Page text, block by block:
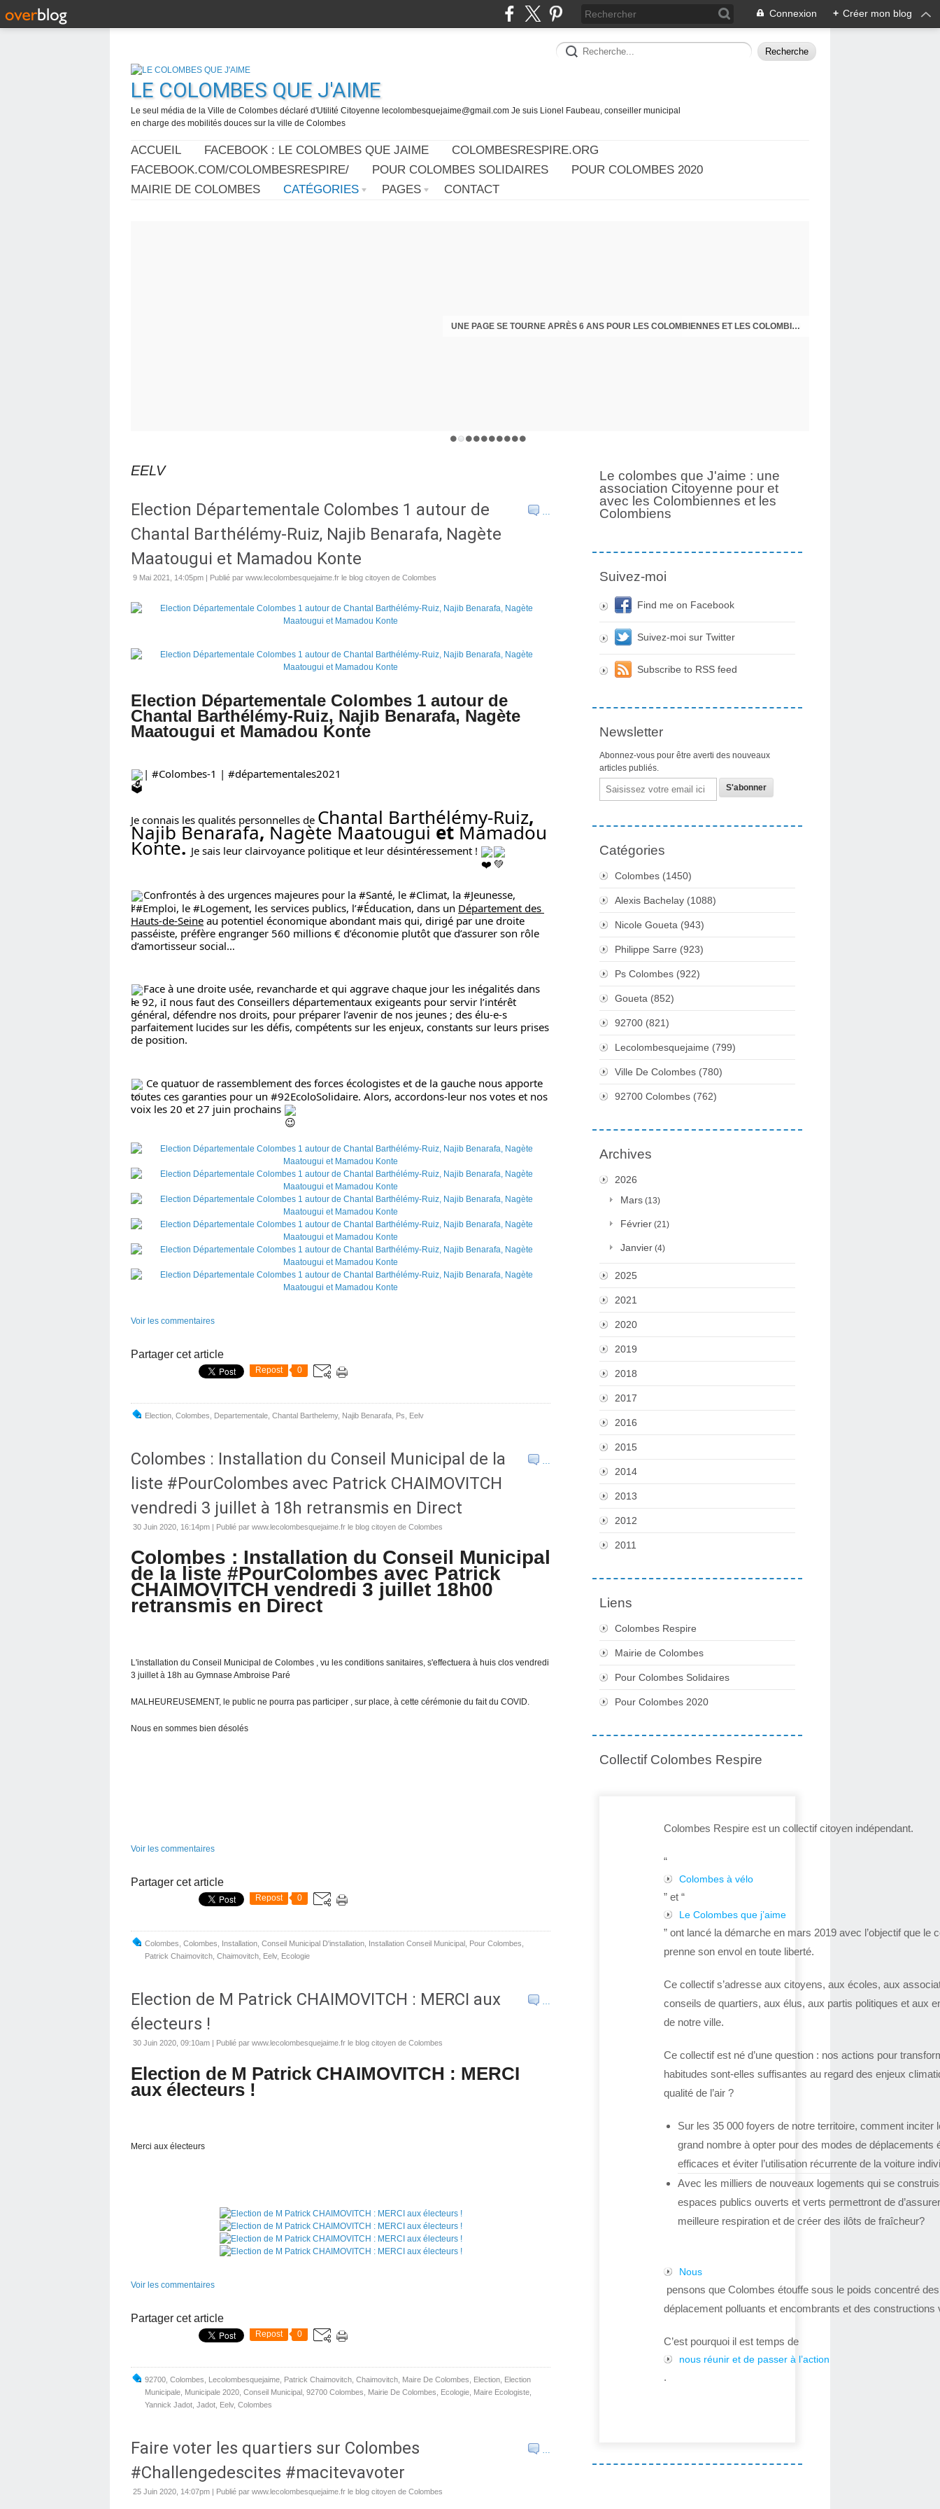
Connexion + Créer mon blog
LE COLOMBES QUE J'AIME
Le seul média de la Ville de Colombes déclaré d'Utilité Citoyenne lecolombesquejaime@gmail.com Je suis Lionel Faubeau, conseiller municipal
en charge des mobilités douces sur la ville de Colombes
ACCUEIL FACEBOOK : LE COLOMBES QUE JAIME
COLOMBESRESPIRE.ORG
FACEBOOK.COM/COLOMBESRESPIRE/
POUR COLOMBES SOLIDAIRES
POUR COLOMBES 2020
MAIRIE DE COLOMBES
CATÉGORIES PAGES CONTACT
UNE PAGE SE TOURNE APRÈS 6 ANS POUR LES COLOMBIENNES ET LES COLOMBIENS
EELV
…
Election Départementale Colombes 1 autour de
Chantal Barthélémy-Ruiz, Najib Benarafa, Nagète
Maatougui et Mamadou Konte
9 Mai 2021, 14:05pm | Publié par www.lecolombesquejaime.fr le blog citoyen de Colombes
Election Départementale Colombes 1 autour de
Chantal Barthélémy-Ruiz, Najib Benarafa, Nagète
Maatougui et Mamadou Konte
| #Colombes-1 | #départementales2021
Je connais les qualités personnelles de Chantal Barthélémy-Ruiz
Najib Benarafa, Nagète Maatougui et Mamadou
Konte. Je sais leur clairvoyance politique et leur désintéressement !
Confrontés à des urgences majeures pour la #Santé, le #Climat, la #Jeunesse,
l’#Emploi, le #Logement, les services publics, l’#Éducation, dans un Département des
Hauts-de-Seine au potentiel économique abondant mais qui, dirigé par une droite
passéiste, préfère engranger 560 millions € d’économie plutôt que d’assurer son rôle
d’amortisseur social…
Face à une droite usée, revancharde et qui aggrave chaque jour les inégalités dans
le 92, iI nous faut des Conseillers départementaux exigeants pour servir l’intérêt
général, défendre nos droits, pour préparer l’avenir de nos jeunes ; des élu-e-s
parfaitement lucides sur les défis, compétents sur les enjeux, constants sur leurs prises
de position.
Ce quatuor de rassemblement des forces écologistes et de la gauche nous apporte
toutes ces garanties pour un #92EcoloSolidaire. Alors, accordons-leur nos votes et nos
voix les 20 et 27 juin prochains
Voir les commentaires
Partager cet article
Repost 0
Election Colombes Departementale Chantal Barthelemy, Najib Benarafa Ps Eelv
Colombes : Installation du Conseil Municipal de la
liste #PourColombes avec Patrick CHAIMOVITCH
vendredi 3 juillet à 18h retransmis en Direct
30 Juin 2020, 16:14pm | Publié par www.lecolombesquejaime.fr le blog citoyen de Colombes
Colombes : Installation du Conseil Municipal
de la liste #PourColombes avec Patrick
CHAIMOVITCH vendredi 3 juillet 18h00
retransmis en Direct
L'installation du Conseil Municipal de Colombes , vu les conditions sanitaires, s'effectuera à huis clos vendredi
3 juillet à 18h au Gymnase Ambroise Paré
MALHEUREUSEMENT, le public ne pourra pas participer , sur place, à cette cérémonie du fait du COVID.
Nous en sommes bien désolés
Voir les commentaires
Partager cet article
Repost 0
Colombes Colombes Installation Conseil Municipal D'installation Installation Conseil Municipal Pour Colombes
Patrick Chaimovitch Chaimovitch Eelv, Ecologie
Election de M Patrick CHAIMOVITCH : MERCI aux
électeurs !
30 Juin 2020, 09:10am | Publié par www.lecolombesquejaime.fr le blog citoyen de Colombes
Election de M Patrick CHAIMOVITCH : MERCI
aux électeurs !
Merci aux électeurs
Voir les commentaires
Partager cet article
Repost 0
92700 Colombes Lecolombesquejaime Patrick Chaimovitch Chaimovitch Maire De Colombes Election Election
Municipale Municipale 2020 Conseil Municipal 92700 Colombes Mairie De Colombes Ecologie Maire Ecologiste
Yannick Jadot Jadot Eelv, Colombes
Faire voter les quartiers sur Colombes
#Challengedescites #macitevavoter
25 Juin 2020, 14:07pm | Publié par www.lecolombesquejaime.fr le blog citoyen de Colombes
Le colombes que J'aime : une
association Citoyenne pour et
avec les Colombiennes et les
Colombiens
Suivez-moi
Find me on Facebook
Suivez-moi sur Twitter
Subscribe to RSS feed
Newsletter
Abonnez-vous pour être averti des nouveaux
articles publiés.
Email
Catégories
Colombes (1450)
Alexis Bachelay (1088)
Nicole Goueta (943)
Philippe Sarre (923)
Ps Colombes (922)
Goueta (852)
92700 (821)
Lecolombesquejaime (799)
Ville De Colombes (780)
92700 Colombes (762)
Archives
2026
Mars (13)
Février (21)
Janvier (4)
2025
2021
2020
2019
2018
2017
2016
2015
2014
2013
2012
2011
Liens
Colombes Respire
Mairie de Colombes
Pour Colombes Solidaires
Pour Colombes 2020
Collectif Colombes Respire
Colombes Respire est un collectif citoyen indépendant.
“
Colombes à vélo
” et “
Le Colombes que j’aime
” ont lancé la démarche en mars 2019 avec l’objectif que le
prenne son envol en toute liberté.
Ce collectif s’adresse aux citoyens, aux écoles, aux
conseils de quartiers, aux élus, aux partis politiques et aux
de notre ville.
Ce collectif est né d’une question : nos actions pour
habitudes sont-elles suffisantes au regard des enjeux
qualité de l’air ?
Sur les 35 000 foyers de notre territoire, comment inciter
grand nombre à opter pour des modes de déplacements
efficaces et éviter l’utilisation récurrente de la voiture
Avec les milliers de nouveaux logements qui se
espaces publics ouverts et verts permettront de
meilleure respiration et de créer des ilôts de fraîcheur?
Nous
pensons que Colombes étouffe sous le poids concentré
déplacement polluants et encombrants et des constructions
C’est pourquoi il est temps de
nous réunir et de passer à l’action
.